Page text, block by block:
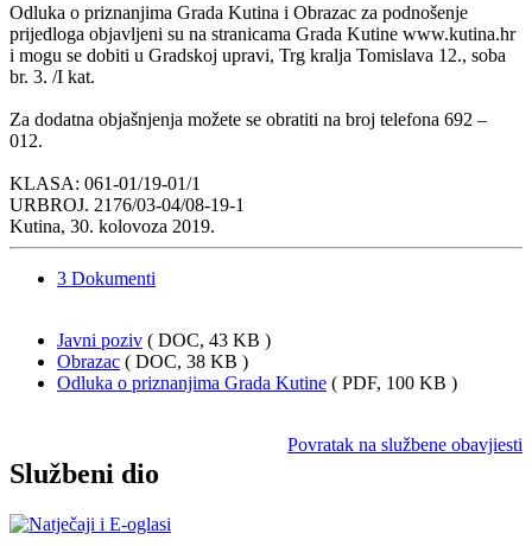
Odluka o priznanjima Grada Kutina i Obrazac za podnošenje
prijedloga objavljeni su na stranicama Grada Kutine www.kutina.hr
i mogu se dobiti u Gradskoj upravi, Trg kralja Tomislava 12., soba
br. 3. /I kat.
Za dodatna objašnjenja možete se obratiti na broj telefona 692 –
012.
KLASA: 061-01/19-01/1
URBROJ. 2176/03-04/08-19-1
Kutina, 30. kolovoza 2019.
3 Dokumenti
Javni poziv ( DOC, 43 KB )
Obrazac ( DOC, 38 KB )
Odluka o priznanjima Grada Kutine ( PDF, 100 KB )
Povratak na službene obavjiesti
Službeni dio